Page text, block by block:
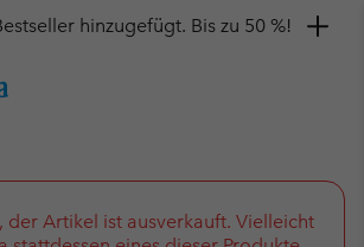
einen 10 %-Gutschein
der Artikel ist ausverkauft. Vielleicht